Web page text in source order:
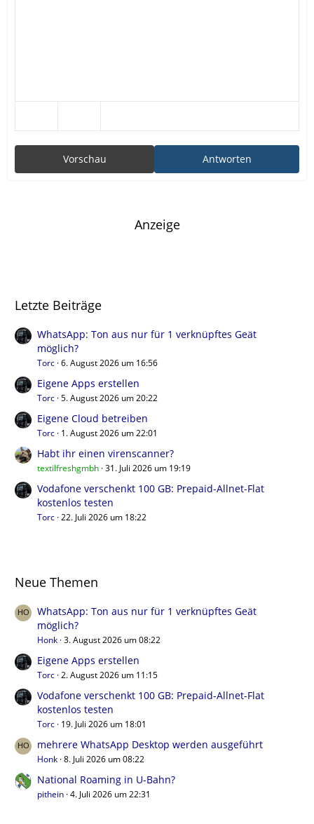
Antworten
Vorschau
Anzeige
Letzte Beiträge
WhatsApp: Ton aus nur für 1 verknüpftes Geät
möglich?
Torc 6. August 2026 um 16:56
Eigene Apps erstellen
Torc 5. August 2026 um 20:22
Eigene Cloud betreiben
Torc 1. August 2026 um 22:01
Habt ihr einen virenscanner?
textilfreshgmbh 31. Juli 2026 um 19:19
Vodafone verschenkt 100 GB: Prepaid-Allnet-Flat
kostenlos testen
Torc 22. Juli 2026 um 18:22
Neue Themen
WhatsApp: Ton aus nur für 1 verknüpftes Geät
möglich?
Honk 3. August 2026 um 08:22
Eigene Apps erstellen
Torc 2. August 2026 um 11:15
Vodafone verschenkt 100 GB: Prepaid-Allnet-Flat
kostenlos testen
Torc 19. Juli 2026 um 18:01
mehrere WhatsApp Desktop werden ausgeführt
Honk 8. Juli 2026 um 08:22
National Roaming in U-Bahn?
pithein 4. Juli 2026 um 22:31